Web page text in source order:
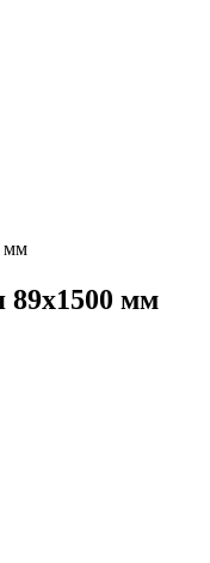
мм
89х1500 мм